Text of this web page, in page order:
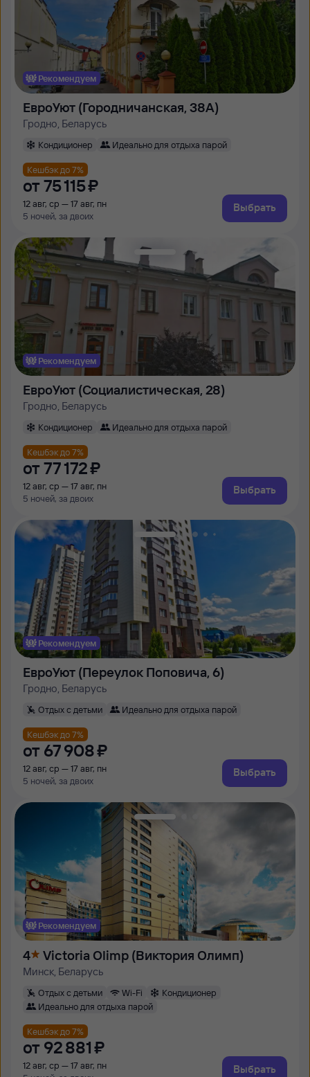
Рекомендуем
ЕвроУют (Городничанская, 38А)
Гродно, Беларусь
Кондиционер Идеально для отдыха парой
Кешбэк до 7%
от 75 ⁠115 ⁠₽
12 авг, ср — 17 авг, пн
5 ночей, за двоих
Выбрать
Рекомендуем
ЕвроУют (Социалистическая, 28)
Гродно, Беларусь
Кондиционер Идеально для отдыха парой
Кешбэк до 7%
от 77 ⁠172 ⁠₽
12 авг, ср — 17 авг, пн
5 ночей, за двоих
Выбрать
Рекомендуем
ЕвроУют (Переулок Поповича, 6)
Гродно, Беларусь
Отдых с детьми Идеально для отдыха парой
Кешбэк до 7%
от 67 ⁠908 ⁠₽
12 авг, ср — 17 авг, пн
5 ночей, за двоих
Выбрать
Рекомендуем
4 Victoria Olimp (Виктория Олимп)
Минск, Беларусь
Отдых с детьми Wi-Fi
Кондиционер
Идеально для отдыха парой
Кешбэк до 7%
от 92 ⁠881 ⁠₽
12 авг, ср — 17 авг, пн
Выбрать